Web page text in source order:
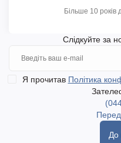
Більше 10 років
Слідкуйте за
Я прочитав Політика
До